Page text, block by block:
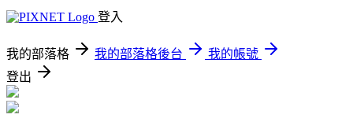
登入
我的部落格 我的部落格後台
我的帳號
登出